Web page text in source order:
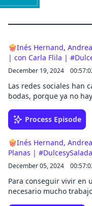
Otros
comentarios,
🍿Inés Hernand,
| con Carla Flila |
December 19, 2024
Las redes sociales han
bodas, porque ya no
influencers, bodas
acompaña la fabulosa
Process Episode
🍿Inés Hernand,
Planas |
December 05, 2024
Para conseguir vivir en
necesario mucho